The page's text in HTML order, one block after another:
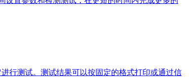
行测试。测试结果可以按固定的格式打印或通过信